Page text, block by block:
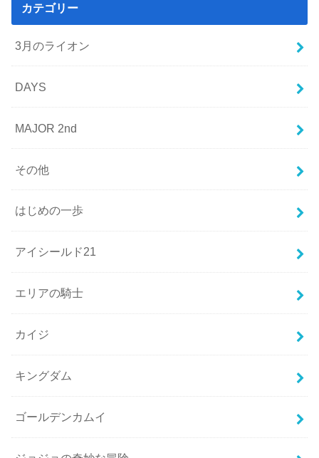
カテゴリー
3月のライオン
DAYS
MAJOR 2nd
その他
はじめの一歩
アイシールド21
エリアの騎士
カイジ
キングダム
ゴールデンカムイ